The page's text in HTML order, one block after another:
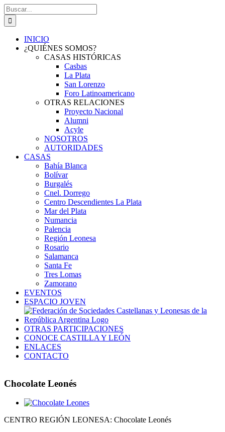
Saltar
al
contenido
Buscar:
INICIO
¿QUIÉNES SOMOS?
CASAS HISTÓRICAS
Casbas
La Plata
San Lorenzo
Foro Latinoamericano
OTRAS RELACIONES
Proyecto Nacional
Alumni
Acyle
NOSOTROS
AUTORIDADES
CASAS
Bahía Blanca
Bolívar
Burgalés
Cnel. Dorrego
Centro Descendientes La Plata
Mar del Plata
Numancia
Palencia
Región Leonesa
Rosario
Salamanca
Santa Fe
Tres Lomas
Zamorano
EVENTOS
ESPACIO JOVEN
OTRAS PARTICIPACIONES
CONOCE CASTILLA Y LEÓN
ENLACES
CONTACTO
Chocolate Leonés
Ver
más
CENTRO REGIÓN LEONESA: Chocolate Leonés